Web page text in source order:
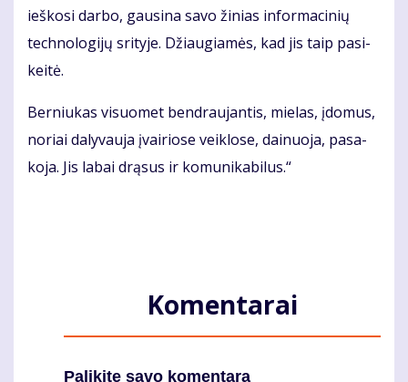
ieš­ko­si dar­bo, gau­si­na sa­vo ži­nias in­for­ma­ci­nių
tech­no­lo­gi­jų sri­ty­je. Džiau­gia­mės, kad jis taip pa­si­
kei­tė.
Ber­niu­kas vi­suo­met ben­drau­jan­tis, mie­las, įdo­mus,
no­riai da­ly­vau­ja įvai­rio­se veik­lo­se, dai­nuo­ja, pa­sa­
ko­ja. Jis la­bai drą­sus ir ko­mu­ni­ka­bi­lus.“
Komentarai
Palikite savo komentarą